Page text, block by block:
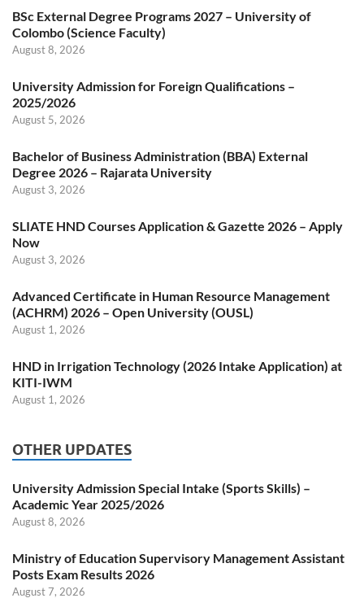
BSc External Degree Programs 2027 – University of
Colombo (Science Faculty)
August 8, 2026
University Admission for Foreign Qualifications –
2025/2026
August 5, 2026
Bachelor of Business Administration (BBA) External
Degree 2026 – Rajarata University
August 3, 2026
SLIATE HND Courses Application & Gazette 2026 – Apply
Now
August 3, 2026
Advanced Certificate in Human Resource Management
(ACHRM) 2026 – Open University (OUSL)
August 1, 2026
HND in Irrigation Technology (2026 Intake Application) at
KITI-IWM
August 1, 2026
OTHER UPDATES
University Admission Special Intake (Sports Skills) –
Academic Year 2025/2026
August 8, 2026
Ministry of Education Supervisory Management Assistant
Posts Exam Results 2026
August 7, 2026